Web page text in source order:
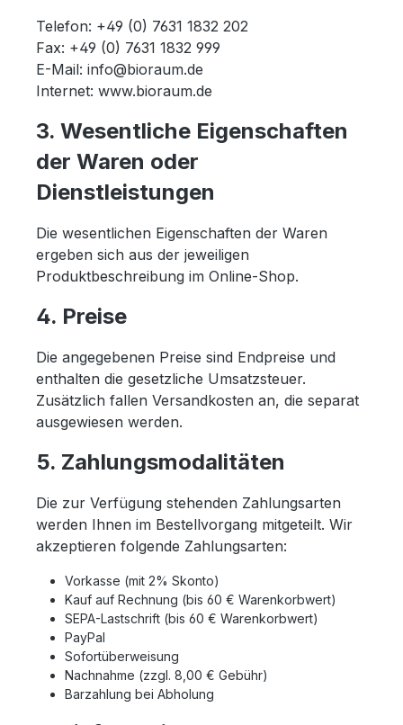
Telefon: +49 (0) 7631 1832 202
Fax: +49 (0) 7631 1832 999
E-Mail: info@bioraum.de
Internet: www.bioraum.de
3. Wesentliche Eigenschaften
der Waren oder
Dienstleistungen
Die wesentlichen Eigenschaften der Waren
ergeben sich aus der jeweiligen
Produktbeschreibung im Online-Shop.
4. Preise
Die angegebenen Preise sind Endpreise und
enthalten die gesetzliche Umsatzsteuer.
Zusätzlich fallen Versandkosten an, die separat
ausgewiesen werden.
5. Zahlungsmodalitäten
Die zur Verfügung stehenden Zahlungsarten
werden Ihnen im Bestellvorgang mitgeteilt. Wir
akzeptieren folgende Zahlungsarten:
Vorkasse (mit 2% Skonto)
Kauf auf Rechnung (bis 60 € Warenkorbwert)
SEPA-Lastschrift (bis 60 € Warenkorbwert)
PayPal
Sofortüberweisung
Nachnahme (zzgl. 8,00 € Gebühr)
Barzahlung bei Abholung